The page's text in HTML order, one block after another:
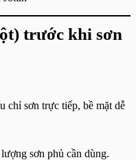
trước khi sơn
chỉ sơn trực tiếp, bề mặt dễ
sơn phủ cần dùng.